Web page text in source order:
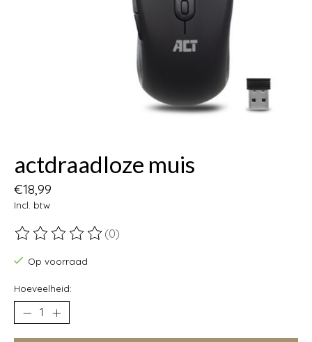
actdraadloze muis
€18,99
Incl. btw
De beoordeling van dit product is
(0)
Op voorraad
Hoeveelheid: